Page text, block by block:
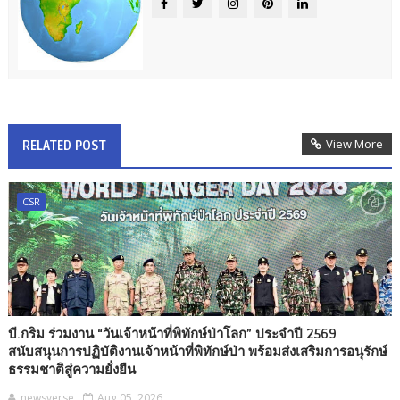
RELATED POST View More
CSR
บี.กริม ร่วมงาน “วันเจ้าหน้าที่พิทักษ์ป่าโลก” ประจำปี 2569
สนับสนุนการปฏิบัติงานเจ้าหน้าที่พิทักษ์ป่า พร้อมส่งเสริมการอนุรักษ์
ธรรมชาติสู่ความยั่งยืน